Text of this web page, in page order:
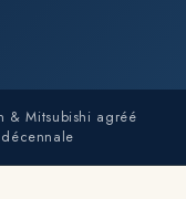
& Mitsubishi agréé